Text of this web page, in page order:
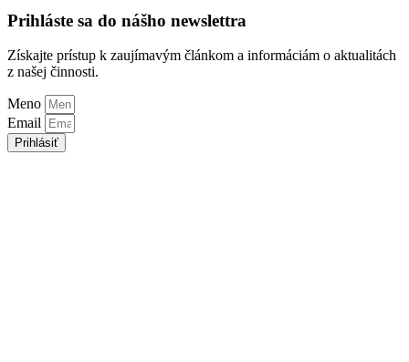
Prihláste sa do nášho newslettra
Získajte prístup k zaujímavým článkom a informáciám o aktualitách
z našej činnosti.
Meno
Email
Prihlásiť